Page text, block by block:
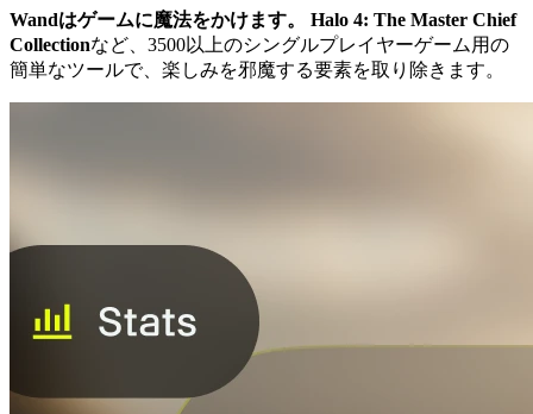
Wandはゲームに魔法をかけます。
Halo 4: The Master Chief
Collectionなど、3500以上のシングルプレイヤーゲーム用の
簡単なツールで、楽しみを邪魔する要素を取り除きます。